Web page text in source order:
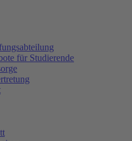
für Studierende